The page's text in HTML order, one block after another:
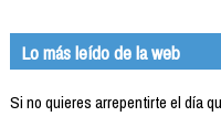
Lo más leído de la web
Si no quieres arrepentirte el día